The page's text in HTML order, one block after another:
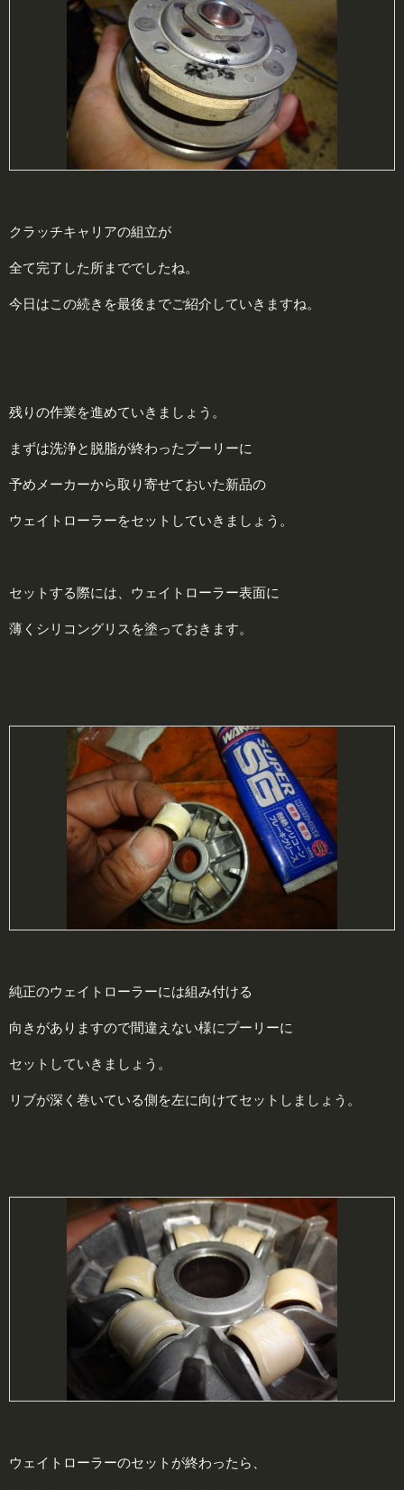
クラッチキャリアの組立が
全て完了した所まででしたね。
今日はこの続きを最後までご紹介していきますね。
残りの作業を進めていきましょう。
まずは洗浄と脱脂が終わったプーリーに
予めメーカーから取り寄せておいた新品の
ウェイトローラーをセットしていきましょう。
セットする際には、ウェイトローラー表面に
薄くシリコングリスを塗っておきます。
純正のウェイトローラーには組み付ける
向きがありますので間違えない様にプーリーに
セットしていきましょう。
リブが深く巻いている側を左に向けてセットしましょう。
ウェイトローラーのセットが終わったら、